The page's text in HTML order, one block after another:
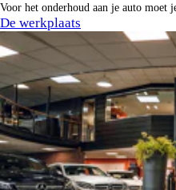
Voor het onderhoud aan je auto moet
De werkplaats